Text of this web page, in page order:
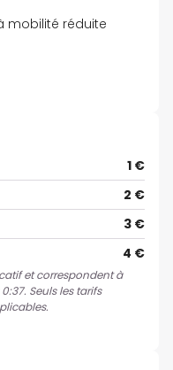
mobilité réduite
1 €
2 €
3 €
4 €
et correspondent à
Seuls les tarifs